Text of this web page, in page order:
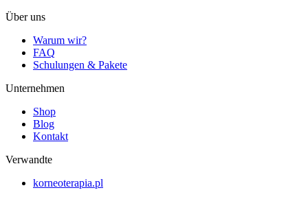
Über uns
Warum wir?
FAQ
Schulungen & Pakete
Unternehmen
Shop
Blog
Kontakt
Verwandte
korneoterapia.pl